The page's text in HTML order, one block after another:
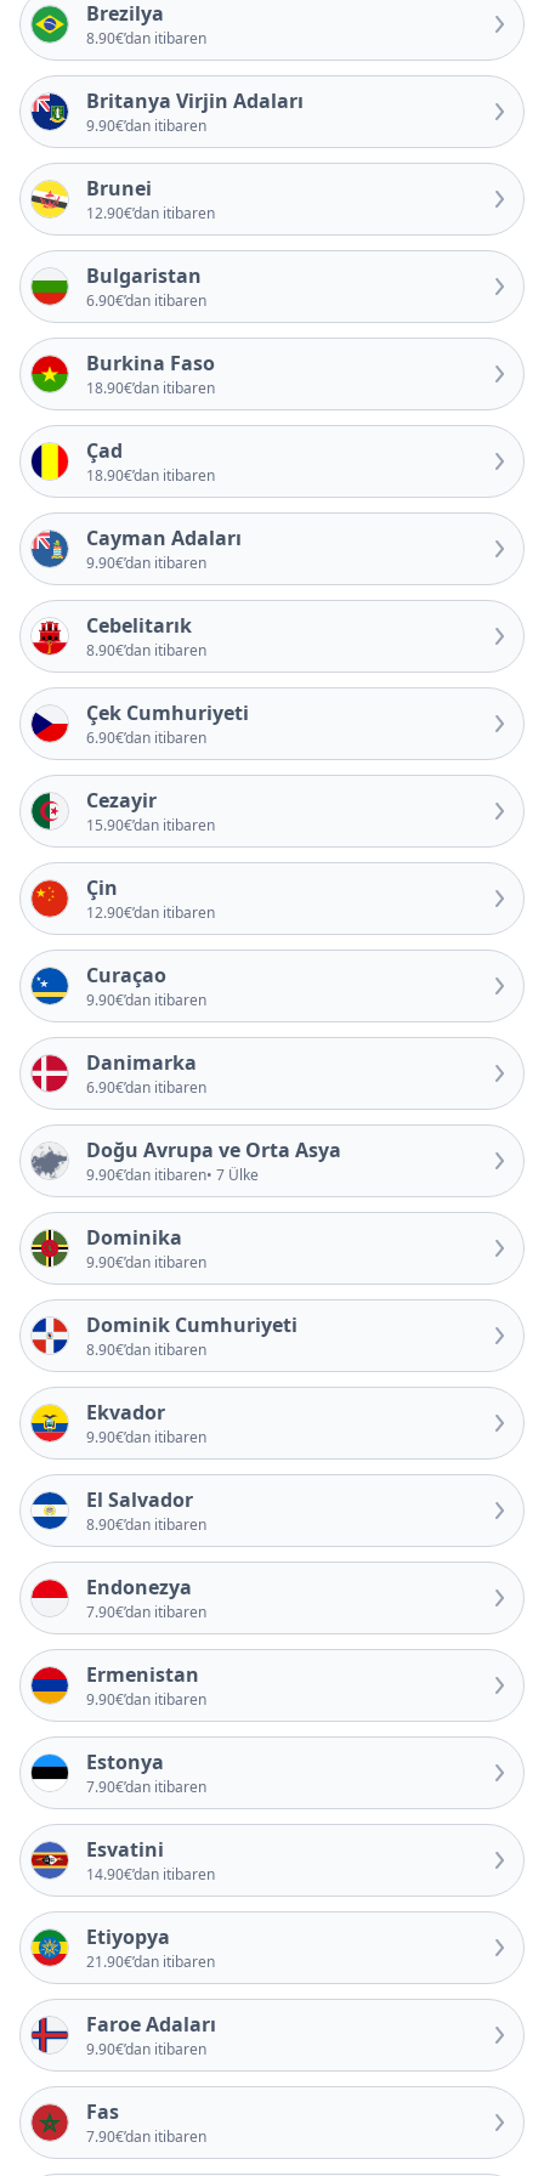
Brezilya
8.90€’dan itibaren
Britanya Virjin Adaları
9.90€’dan itibaren
Brunei
12.90€’dan itibaren
Bulgaristan
6.90€’dan itibaren
Burkina Faso
18.90€’dan itibaren
Çad
18.90€’dan itibaren
Cayman Adaları
9.90€’dan itibaren
Cebelitarık
8.90€’dan itibaren
Çek Cumhuriyeti
6.90€’dan itibaren
Cezayir
15.90€’dan itibaren
Çin
12.90€’dan itibaren
Curaçao
9.90€’dan itibaren
Danimarka
6.90€’dan itibaren
Doğu Avrupa ve Orta Asya
9.90€’dan itibaren• 7 Ülke
Dominika
9.90€’dan itibaren
Dominik Cumhuriyeti
8.90€’dan itibaren
Ekvador
9.90€’dan itibaren
El Salvador
8.90€’dan itibaren
Endonezya
7.90€’dan itibaren
Ermenistan
9.90€’dan itibaren
Estonya
7.90€’dan itibaren
Esvatini
14.90€’dan itibaren
Etiyopya
21.90€’dan itibaren
Faroe Adaları
9.90€’dan itibaren
Fas
7.90€’dan itibaren